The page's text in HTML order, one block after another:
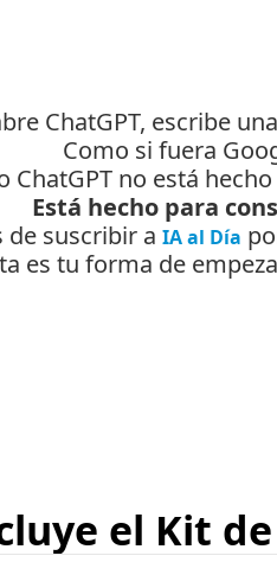
ChatGPT, escribe
Como si fuera
ChatGPT no está
Está hecho para
de suscribir a IA al Día
es tu forma de
el Kit